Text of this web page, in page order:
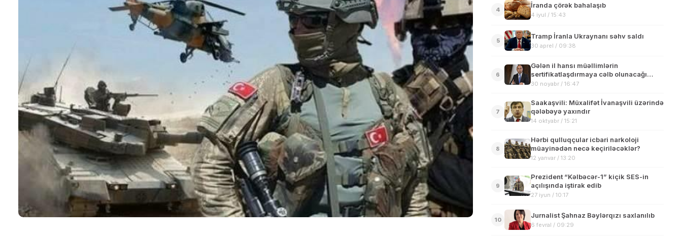
4
İranda çörək bahalaşıb
4 iyul / 15:43
5
Tramp İranla Ukraynanı səhv saldı
30 aprel / 09:38
6
Gələn il hansı müəllimlərin
sertifikatlaşdırmaya cəlb olunacağı
açıqlanıb
30 noyabr / 16:47
7
Saakaşvili: Müxalifət İvanaşvili üzərində
qələbəyə yaxındır
14 oktyabr / 15:21
8
Hərbi qulluqçular icbari narkoloji
müayinədən necə keçiriləcəklər?
12 yanvar / 13:20
9
Prezident “Kəlbəcər-1” kiçik SES-in
açılışında iştirak edib
27 iyun / 10:17
10
Jurnalist Şahnaz Bəylərqızı saxlanılıb
6 fevral / 09:29